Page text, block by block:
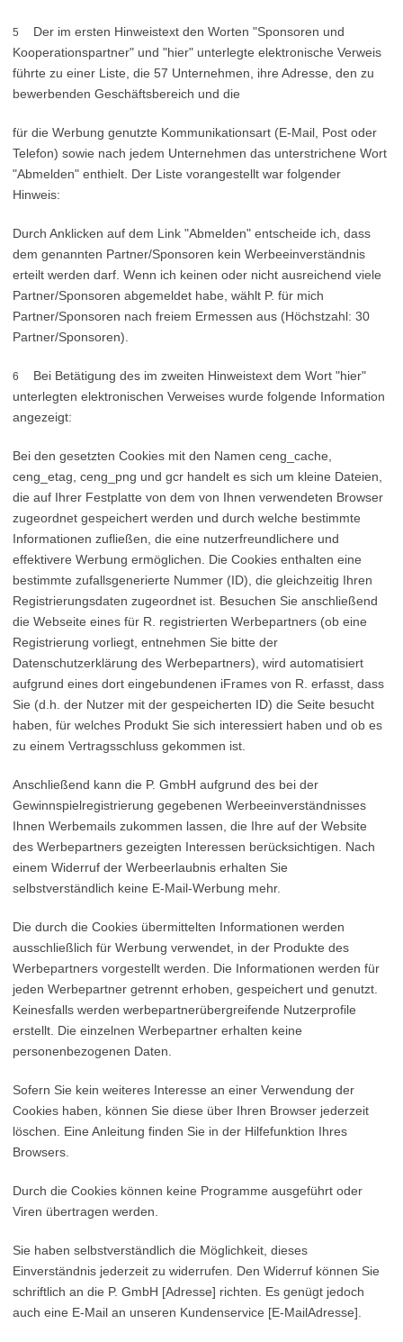
5
Der im ersten Hinweistext den Worten "Sponsoren und
Kooperationspartner" und "hier" unterlegte elektronische Verweis
führte zu einer Liste, die 57 Unternehmen, ihre Adresse, den zu
bewerbenden Geschäftsbereich und die
für die Werbung genutzte Kommunikationsart (E-Mail, Post oder
Telefon) sowie nach jedem Unternehmen das unterstrichene Wort
"Abmelden" enthielt. Der Liste vorangestellt war folgender
Hinweis:
Durch Anklicken auf dem Link "Abmelden" entscheide ich, dass
dem genannten Partner/Sponsoren kein Werbeeinverständnis
erteilt werden darf. Wenn ich keinen oder nicht ausreichend viele
Partner/Sponsoren abgemeldet habe, wählt P. für mich
Partner/Sponsoren nach freiem Ermessen aus (Höchstzahl: 30
Partner/Sponsoren).
6
Bei Betätigung des im zweiten Hinweistext dem Wort "hier"
unterlegten elektronischen Verweises wurde folgende Information
angezeigt:
Bei den gesetzten Cookies mit den Namen ceng_cache,
ceng_etag, ceng_png und gcr handelt es sich um kleine Dateien,
die auf Ihrer Festplatte von dem von Ihnen verwendeten Browser
zugeordnet gespeichert werden und durch welche bestimmte
Informationen zufließen, die eine nutzerfreundlichere und
effektivere Werbung ermöglichen. Die Cookies enthalten eine
bestimmte zufallsgenerierte Nummer (ID), die gleichzeitig Ihren
Registrierungsdaten zugeordnet ist. Besuchen Sie anschließend
die Webseite eines für R. registrierten Werbepartners (ob eine
Registrierung vorliegt, entnehmen Sie bitte der
Datenschutzerklärung des Werbepartners), wird automatisiert
aufgrund eines dort eingebundenen iFrames von R. erfasst, dass
Sie (d.h. der Nutzer mit der gespeicherten ID) die Seite besucht
haben, für welches Produkt Sie sich interessiert haben und ob es
zu einem Vertragsschluss gekommen ist.
Anschließend kann die P. GmbH aufgrund des bei der
Gewinnspielregistrierung gegebenen Werbeeinverständnisses
Ihnen Werbemails zukommen lassen, die Ihre auf der Website
des Werbepartners gezeigten Interessen berücksichtigen. Nach
einem Widerruf der Werbeerlaubnis erhalten Sie
selbstverständlich keine E-Mail-Werbung mehr.
Die durch die Cookies übermittelten Informationen werden
ausschließlich für Werbung verwendet, in der Produkte des
Werbepartners vorgestellt werden. Die Informationen werden für
jeden Werbepartner getrennt erhoben, gespeichert und genutzt.
Keinesfalls werden werbepartnerübergreifende Nutzerprofile
erstellt. Die einzelnen Werbepartner erhalten keine
personenbezogenen Daten.
Sofern Sie kein weiteres Interesse an einer Verwendung der
Cookies haben, können Sie diese über Ihren Browser jederzeit
löschen. Eine Anleitung finden Sie in der Hilfefunktion Ihres
Browsers.
Durch die Cookies können keine Programme ausgeführt oder
Viren übertragen werden.
Sie haben selbstverständlich die Möglichkeit, dieses
Einverständnis jederzeit zu widerrufen. Den Widerruf können Sie
schriftlich an die P. GmbH [Adresse] richten. Es genügt jedoch
auch eine E-Mail an unseren Kundenservice [E-MailAdresse].